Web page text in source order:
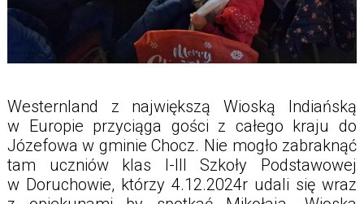
Westernland z największą Wioską Indiańską
w Europie przyciąga gości z całego kraju do
Józefowa w gminie Chocz. Nie mogło zabraknąć
tam uczniów klas I-III Szkoły Podstawowej
w Doruchowie, którzy 4.12.2024r udali się wraz